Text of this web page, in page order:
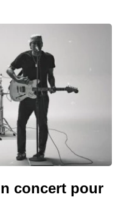
concert pour